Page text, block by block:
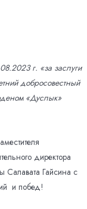
г. «за заслуги
добросовестный
«Дуслык»
директора
Салавата Гайсина с
и побед!